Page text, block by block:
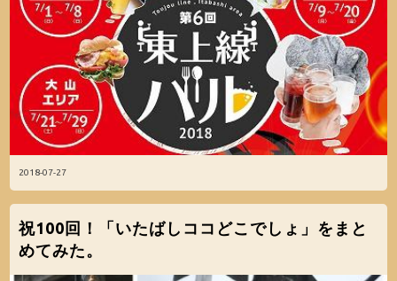
2018-07-27
祝100回！「いたばしココどこでしょ」をまと
めてみた。